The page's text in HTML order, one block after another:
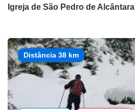
Igreja de São Pedro de Alcântara
Distância 38 km